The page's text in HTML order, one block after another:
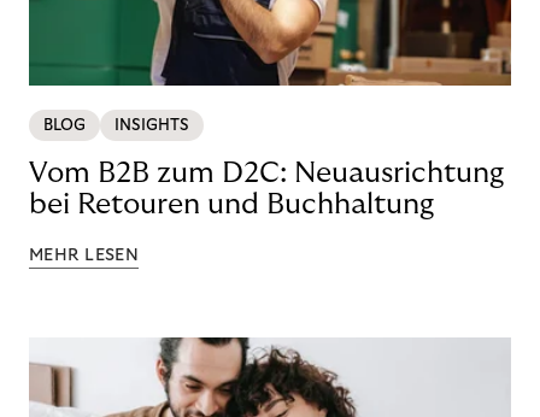
BLOG INSIGHTS
Vom B2B zum D2C: Neuausrichtung
bei Retouren und Buchhaltung
MEHR LESEN